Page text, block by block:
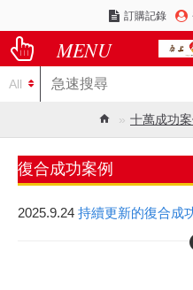
訂購記錄
All
十萬成功案
復合成功案例
2025.9.24 持續更新的復合成